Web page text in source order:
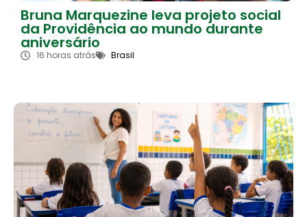
Bruna Marquezine leva projeto social
da Providência ao mundo durante
aniversário
16 horas atrás Brasil